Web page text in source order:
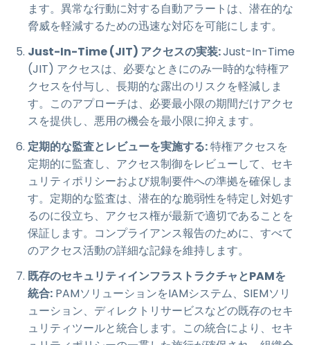
ます。異常な行動に対する自動アラートは、潜在的な
脅威を軽減するための迅速な対応を可能にします。
Just-In-Time (JIT) アクセスの実装:Just-In-Time
(JIT) アクセスは、必要なときにのみ一時的な特権ア
クセスを付与し、長期的な露出のリスクを軽減しま
す。このアプローチは、必要最小限の期間だけアクセ
スを提供し、悪用の機会を最小限に抑えます。
定期的な監査とレビューを実施する:特権アクセスを
定期的に監査し、アクセス制御をレビューして、セキ
ュリティポリシーおよび規制要件への準拠を確保しま
す。定期的な監査は、潜在的な脆弱性を特定し対処す
るのに役立ち、アクセス権が最新で適切であることを
保証します。コンプライアンス報告のために、すべて
のアクセス活動の詳細な記録を維持します。
既存のセキュリティインフラストラクチャとPAMを
統合: PAMソリューションをIAMシステム、SIEMソリ
ューション、ディレクトリサービスなどの既存のセキ
ュリティツールと統合します。この統合により、セキ